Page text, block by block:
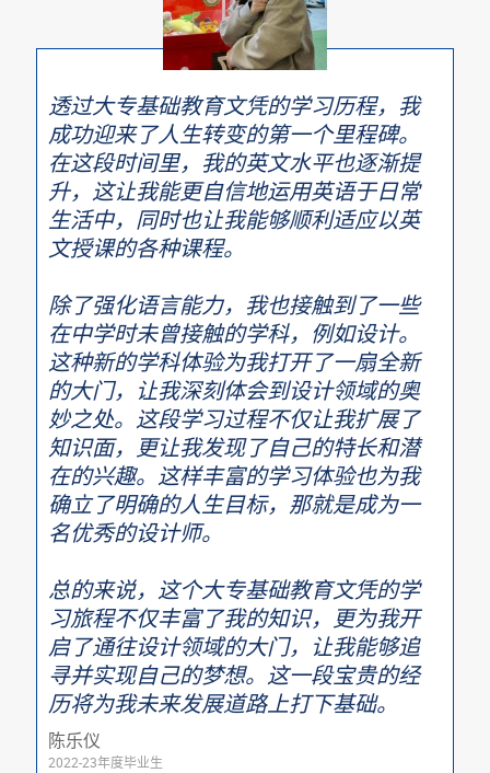
透过大专基础教育文凭的学习历程，我
成功迎来了人生转变的第一个里程碑。
在这段时间里，我的英文水平也逐渐提
升，这让我能更自信地运用英语于日常
生活中，同时也让我能够顺利适应以英
文授课的各种课程。
除了强化语言能力，我也接触到了一些
在中学时未曾接触的学科，例如设计。
这种新的学科体验为我打开了一扇全新
的大门，让我深刻体会到设计领域的奥
妙之处。这段学习过程不仅让我扩展了
知识面，更让我发现了自己的特长和潜
在的兴趣。这样丰富的学习体验也为我
确立了明确的人生目标，那就是成为一
名优秀的设计师。
总的来说，这个大专基础教育文凭的学
习旅程不仅丰富了我的知识，更为我开
启了通往设计领域的大门，让我能够追
寻并实现自己的梦想。这一段宝贵的经
历将为我未来发展道路上打下基础。
陈乐仪
2022-23年度毕业生